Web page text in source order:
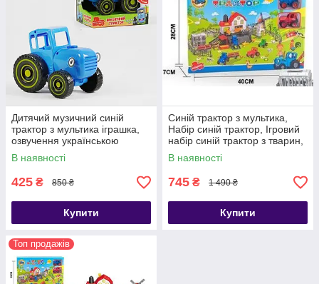
Дитячий музичний синій
трактор з мультика іграшка,
озвучення українською
мовою
В наявності
425 ₴ 850 ₴
Купити
Синій трактор з мультика,
Набір синій трактор, Ігровий
набір синій трактор з тварин,
Ігровий синій трактор
В наявності
745 ₴ 1 490 ₴
Купити
Топ продажів